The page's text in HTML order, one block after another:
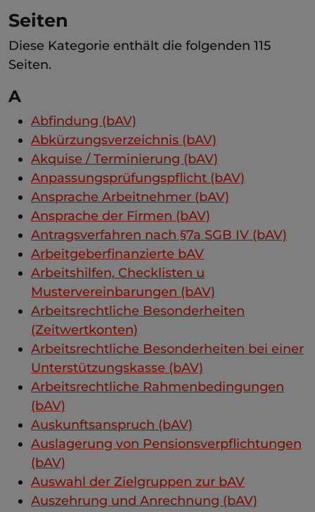
Seiten
Diese Kategorie enthält die folgenden 115
Seiten.
A
Abfindung (bAV)
Abkürzungsverzeichnis (bAV)
Akquise / Terminierung (bAV)
Anpassungsprüfungspflicht (bAV)
Ansprache Arbeitnehmer (bAV)
Ansprache der Firmen (bAV)
Antragsverfahren nach §7a SGB IV (bAV)
Arbeitgeberfinanzierte bAV
Arbeitshilfen, Checklisten u
Mustervereinbarungen (bAV)
Arbeitsrechtliche Besonderheiten
(Zeitwertkonten)
Arbeitsrechtliche Besonderheiten bei einer
Unterstützungskasse (bAV)
Arbeitsrechtliche Rahmenbedingungen
(bAV)
Auskunftsanspruch (bAV)
Auslagerung von Pensionsverpflichtungen
(bAV)
Auswahl der Zielgruppen zur bAV
Auszehrung und Anrechnung (bAV)